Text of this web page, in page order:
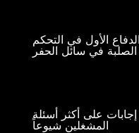
الأول في التحكم
الصلبة في سائل الحفر
على أكثر أسئلة
المشغلين شيوعاً